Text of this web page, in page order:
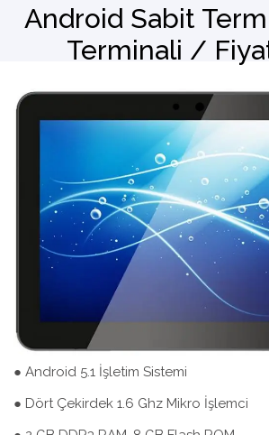
Barkod Okuyucu
Android Sabit
Terminali /
● Android 5.1 İşletim Sistemi
● Dört Çekirdek 1.6 Ghz Mikro İşlemci